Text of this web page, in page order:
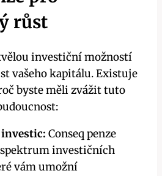
růst
investiční možností
vašeho kapitálu. Existuje
byste měli zvážit tuto
Conseq penze
investičních
vám umožní